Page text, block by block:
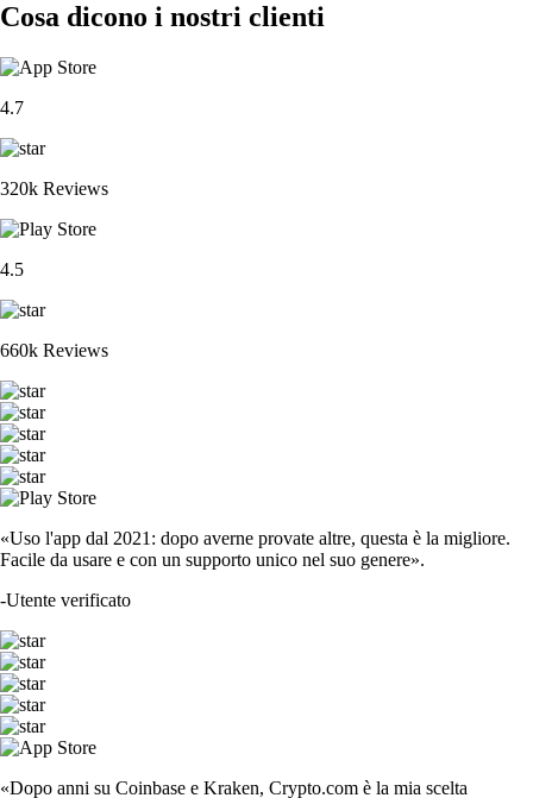
Cosa dicono i nostri clienti
4.7
320k Reviews
4.5
660k Reviews
«Uso l'app dal 2021: dopo averne provate altre, questa è la migliore.
Facile da usare e con un supporto unico nel suo genere».
-Utente verificato
«Dopo anni su Coinbase e Kraken, Crypto.com è la mia scelta